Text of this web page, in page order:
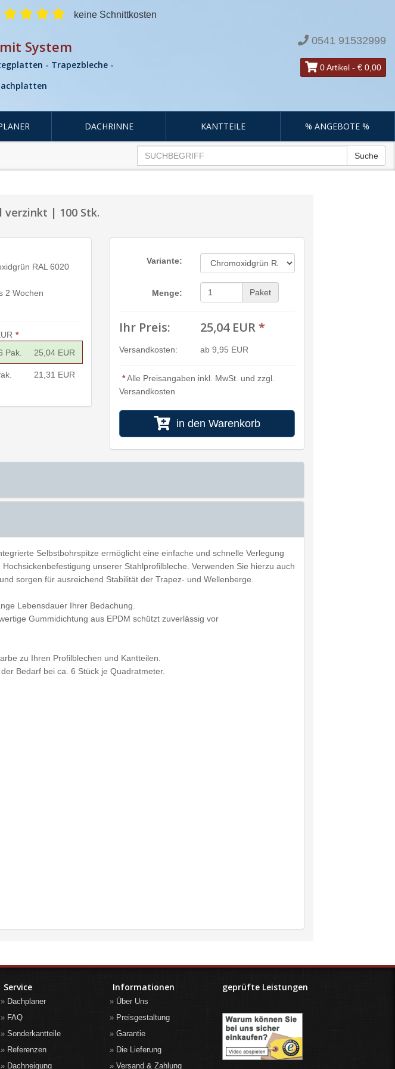
keine Schnittkosten
System
- Trapezbleche -
0541 91532999
0 Artikel - € 0,00
DACHRINNE KANTTEILE % ANGEBOTE %
Suche
verzinkt | 100 Stk.
RAL 6020
2 Wochen
*
Pak. 25,04 EUR
21,31 EUR
Variante:
Menge: Paket
Ihr Preis: 25,04 EUR *
Versandkosten: ab 9,95 EUR
*Alle Preisangaben inkl. MwSt. und zzgl.
Versandkosten
in den Warenkorb
Selbstbohrspitze ermöglicht eine einfache und schnelle Verlegung
unserer Stahlprofilbleche. Verwenden Sie hierzu auch
sorgen für ausreichend Stabilität der Trapez- und Wellenberge.
Lebensdauer Ihrer Bedachung.
Gummidichtung aus EPDM schützt zuverlässig vor
zu Ihren Profilblechen und Kantteilen.
Bedarf bei ca. 6 Stück je Quadratmeter.
Service
Dachplaner
FAQ
Sonderkantteile
Referenzen
Dachneigung
Informationen
Über Uns
Preisgestaltung
Garantie
Die Lieferung
Versand & Zahlung
geprüfte Leistungen